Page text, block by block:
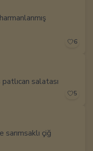
6
salatası
5
çiğ